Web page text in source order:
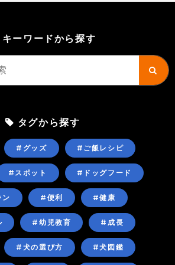
キーワードから探す
タグから探す
#グッズ #ご飯レシピ
#スポット #ドッグフード
#便利 #健康
#幼児教育 #成長
#犬の選び方 #犬図鑑